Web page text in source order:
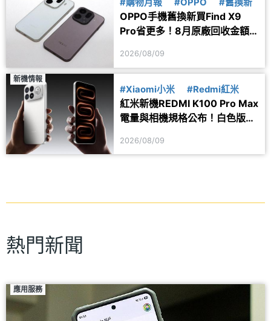
#購物月報 #OPPO #舊換新
OPPO手機舊換新買Find X9
Pro省更多！8月原廠回收金額
2026/08/09
新機情報
#Xiaomi小米 #Redmi紅米
紅米新機REDMI K100 Pro Max
電量與相機規格公布！白色版本
2026/08/09
熱門新聞
應用服務